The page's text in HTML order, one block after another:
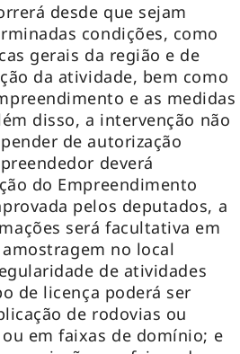
desde que sejam
condições, como
gerais da região e de
da atividade, bem como
e as medidas
disso, a intervenção não
de autorização
deverá
do Empreendimento
pelos deputados, a
será facultativa em
no local
de atividades
de licença poderá ser
de rodovias ou
em faixas de domínio; e